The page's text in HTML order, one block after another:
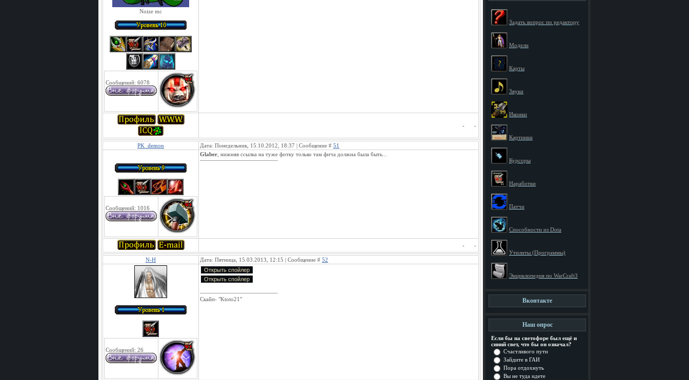
Noize mc
Сообщений: 6078
- -
PK_demon Дата: Понедельник, 15.10.2012, 18:37 | Сообщение # 51
Сообщений: 1016
Glaber , нижняя ссылка на туже фотку только там фича должна была быть...
- -
N-H Дата: Пятница, 15.03.2013, 12:15 | Сообщение # 52
Сообщений: 26
Скайп- "Ktoto21"
Задать вопрос по редактору
Модели
Карты
Звуки
Иконки
Картинки
Курсоры
Наработки
Патчи
Способности из Dota
Утилиты (Программы)
Энциклопедия по WarCraft3
Вконтакте
Наш опрос
Если бы на светофоре был ещё и
синий свет, что бы он означал?
Счастливого пути
Зайдите в ГАИ
Пора отдохнуть
Вы не туда идете